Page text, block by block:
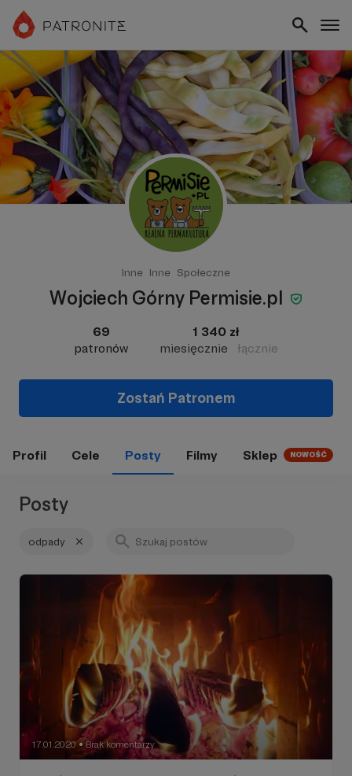
Inne Inne Społeczne
Wojciech Górny Permisie.pl
69
patronów
1 340 zł
miesięcznie
łącznie
Zostań Patronem
Profil Cele Posty Filmy Sklep NOWOŚĆ
Posty
odpady
17.01.2020 ● Brak komentarzy